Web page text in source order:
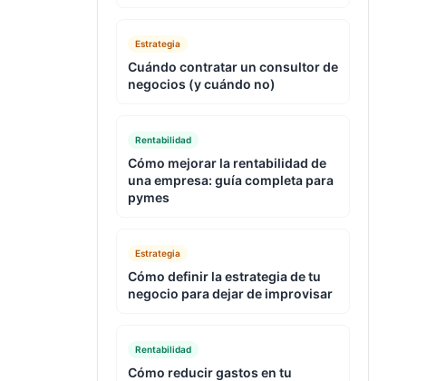
Estrategia
Cuándo contratar un consultor de
negocios (y cuándo no)
Rentabilidad
Cómo mejorar la rentabilidad de
una empresa: guía completa para
pymes
Estrategia
Cómo definir la estrategia de tu
negocio para dejar de improvisar
Rentabilidad
Cómo reducir gastos en tu